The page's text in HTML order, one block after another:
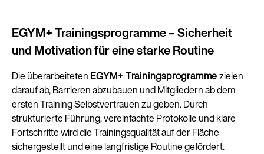
EGYM+ Trainingsprogramme – Sicherheit
und Motivation für eine starke Routine
Die überarbeiteten EGYM+ Trainingsprogrammezielen
darauf ab, Barrieren abzubauen und Mitgliedern ab dem
ersten Training Selbstvertrauen zu geben. Durch
strukturierte Führung, vereinfachte Protokolle und klare
Fortschritte wird die Trainingsqualität auf der Fläche
sichergestellt und eine langfristige Routine gefördert.